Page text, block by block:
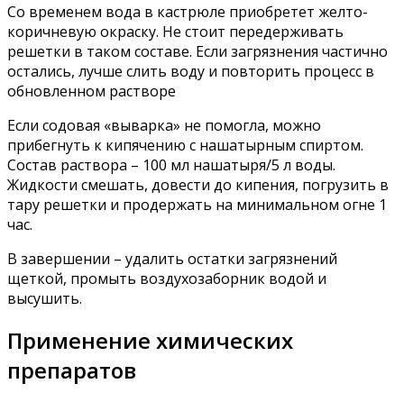
Со временем вода в кастрюле приобретет желто-
коричневую окраску. Не стоит передерживать
решетки в таком составе. Если загрязнения частично
остались, лучше слить воду и повторить процесс в
обновленном растворе
Если содовая «выварка» не помогла, можно
прибегнуть к кипячению с нашатырным спиртом.
Состав раствора – 100 мл нашатыря/5 л воды.
Жидкости смешать, довести до кипения, погрузить в
тару решетки и продержать на минимальном огне 1
час.
В завершении – удалить остатки загрязнений
щеткой, промыть воздухозаборник водой и
высушить.
Применение химических
препаратов